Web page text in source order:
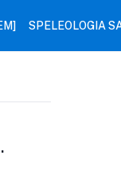
SPELEOLOGIA